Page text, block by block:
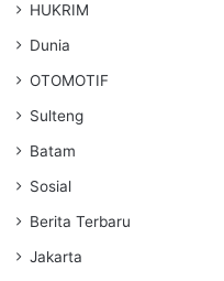
HUKRIM
Dunia
OTOMOTIF
Sulteng
Batam
Sosial
Berita Terbaru
Jakarta